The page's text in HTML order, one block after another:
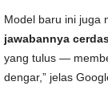
Model baru ini juga
jawabannya
yang tulus —
dengar,” jelas